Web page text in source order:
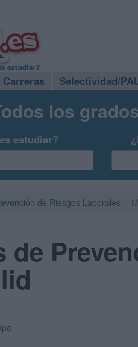
Carreras Selectividad/
los
estudiar?
de Riesgos Laborales
de